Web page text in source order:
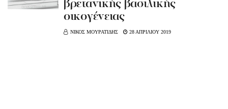
βρετανικής βασιλικής
οικογένειας
ΝΙΚΟΣ ΜΟΥΡΑΤΙΔΗΣ 28 ΑΠΡΙΛΙΟΥ 2019